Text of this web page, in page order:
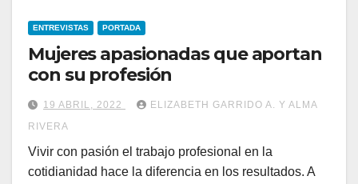
ENTREVISTAS PORTADA
Mujeres apasionadas que aportan
con su profesión
19 ABRIL, 2022
ELIZABETH GARRIDO A. Y ALMA
RIVERA
Vivir con pasión el trabajo profesional en la
cotidianidad hace la diferencia en los resultados. A